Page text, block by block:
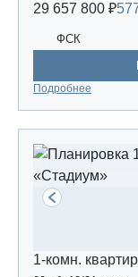
29 657 800 ₽
ФСК
Подробнее
1-комн.